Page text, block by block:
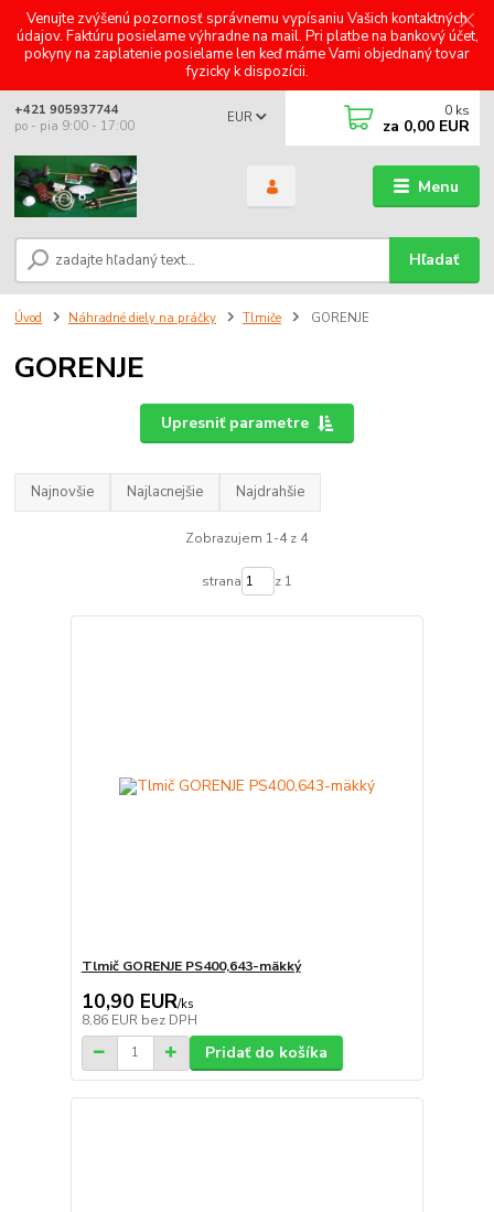
Venujte zvýšenú pozornosť správnemu vypísaniu Vašich kontaktných
údajov. Faktúru posielame výhradne na mail. Pri platbe na bankový účet,
pokyny na zaplatenie posielame len keď máme Vami objednaný tovar
fyzicky k dispozícii.
Menu
EUR
Hľadať
+421 905937744
po - pia 9:00 - 17:00
0 ks
za 0,00 EUR
Úvod Náhradné diely na práčky Tlmiče GORENJE
GORENJE
Upresniť parametre
Najnovšie Najlacnejšie Najdrahšie
Zobrazujem 1-4 z 4
strana z 1
Tlmič GORENJE PS400,643-mäkký
10,90 EUR/ks
8,86 EUR bez DPH
Pridať do košíka